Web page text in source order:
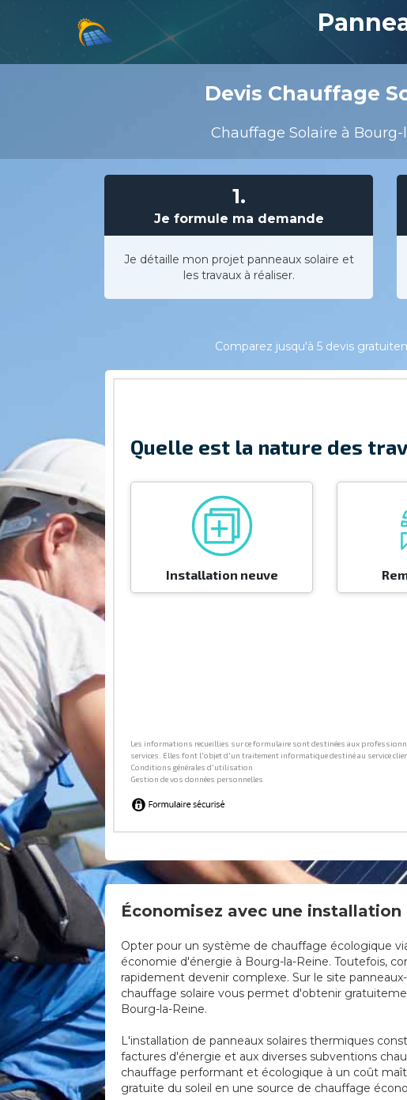
Devis Chauffage
Chauffage Solaire à
1.
Je formule ma demande
Je détaille mon projet panneaux solaire et
les travaux à réaliser.
Comparez jusqu'à 5 devis
Économisez avec une
Opter pour un système de chauffage écologique
économie d'énergie à Bourg-la-Reine. Toutefois,
rapidement devenir complexe. Sur le site
chauffage solaire vous permet d'obtenir
Bourg-la-Reine.
L'installation de panneaux solaires thermiques
factures d'énergie et aux diverses subventions
chauffage performant et écologique à un coût
gratuite du soleil en une source de chauffage